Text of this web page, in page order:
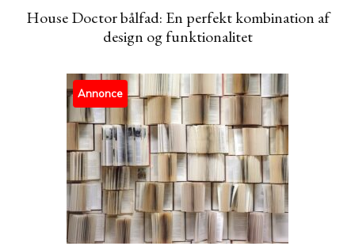
House Doctor bålfad: En perfekt kombination af
design og funktionalitet
Annonce